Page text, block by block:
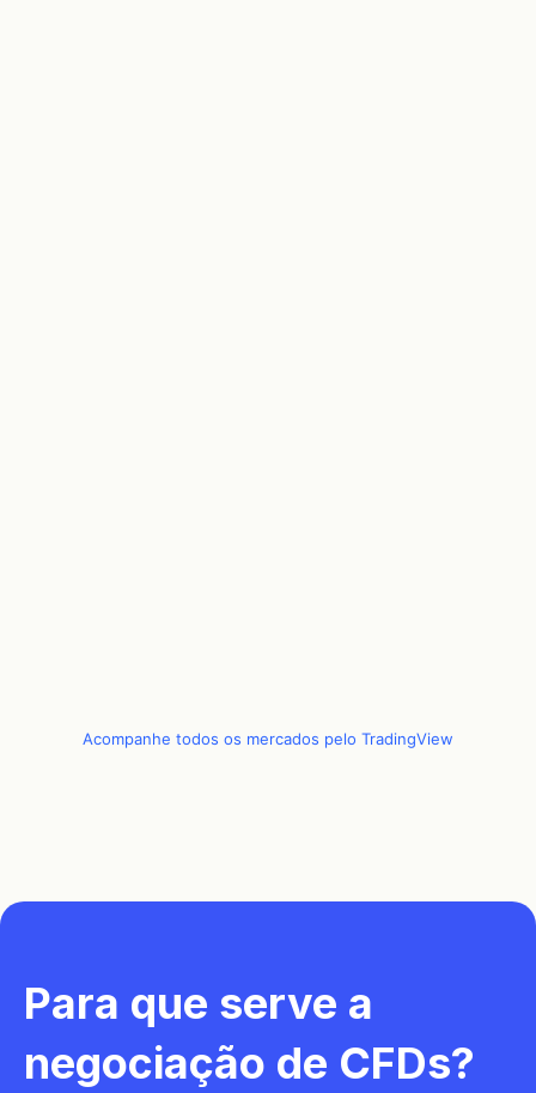
Acompanhe todos os mercados pelo TradingView
Para que serve a
negociação de CFDs?